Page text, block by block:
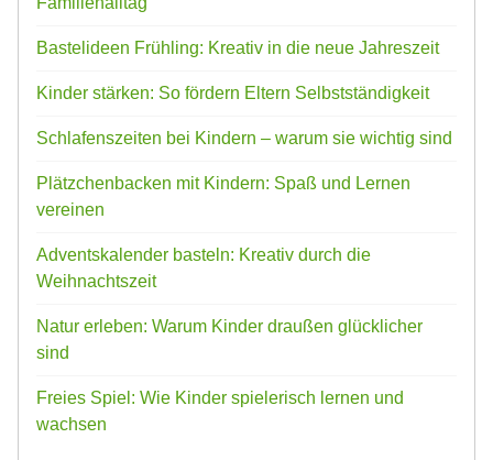
Bastelideen Frühling: Kreativ in die neue Jahreszeit
Kinder stärken: So fördern Eltern Selbstständigkeit
Schlafenszeiten bei Kindern – warum sie wichtig sind
Plätzchenbacken mit Kindern: Spaß und Lernen
vereinen
Adventskalender basteln: Kreativ durch die
Weihnachtszeit
Natur erleben: Warum Kinder draußen glücklicher
sind
Freies Spiel: Wie Kinder spielerisch lernen und
wachsen